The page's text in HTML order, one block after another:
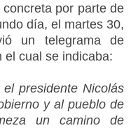
por parte de
día, el martes 30,
un telegrama de
el cual se indicaba:
presidente Nicolás
y al pueblo de
un camino de